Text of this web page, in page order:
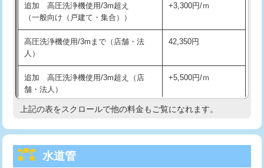
給水管工事※（保温材使用（バンド止
め込み）)
5,500円
給水管工事※（土の掘削・埋め戻し作
業)
11,000円
給水管工事※（塩ビ管（VP・HI）使
用/3ｍまで)
33,000円
給水管工事※（塩ビ管（VP・HI）使
+8,800円
給水管工事※（ライニング鋼管・銅
管・ポリ管・HT管使用/3ｍまで)
追加 高圧洗浄機使用/3m超え
（一般向け（戸建て・集合））
+3,300円/ｍ
高圧洗浄機使用/3mまで（店舗・法
人）
42,350円
追加 高圧洗浄機使用/3m超え（店
舗・法人）
+5,500円/ｍ
高度高圧洗浄換 現地調査
トーラー機使用/3mまで
上記の表をスクロールで他の料金もご覧になれます。
水道管